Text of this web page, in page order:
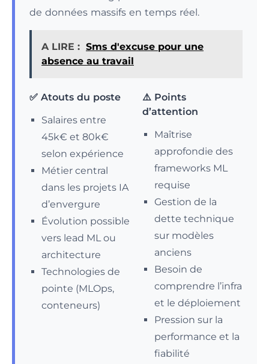
de données massifs en temps réel.
A LIRE : Sms d'excuse pour une
absence au travail
✅ Atouts du poste
Salaires entre
45k€ et 80k€
selon expérience
Métier central
dans les projets IA
d’envergure
Évolution possible
vers lead ML ou
architecture
Technologies de
pointe (MLOps,
conteneurs)
⚠️ Points
d’attention
Maîtrise
approfondie des
frameworks ML
requise
Gestion de la
dette technique
sur modèles
anciens
Besoin de
comprendre l’infra
et le déploiement
Pression sur la
performance et la
fiabilité